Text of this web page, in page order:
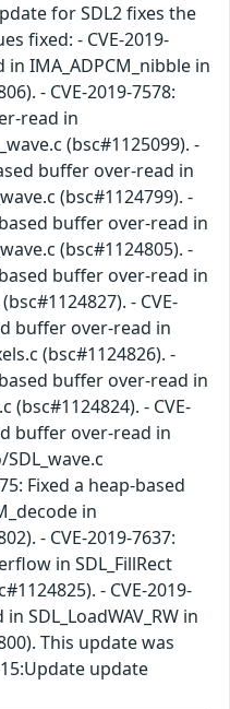
for SDL2 fixes the
fixed: - CVE-2019-
IMA_ADPCM_nibble in
- CVE-2019-7578:
read in
(bsc#1125099). -
buffer over-read in
(bsc#1124799). -
buffer over-read in
(bsc#1124805). -
buffer over-read in
- CVE-
buffer over-read in
(bsc#1124826). -
buffer over-read in
(bsc#1124824). - CVE-
buffer over-read in
Fixed a heap-based
in
- CVE-2019-7637:
in SDL_FillRect
- CVE-2019-
SDL_LoadWAV_RW in
This update was
update